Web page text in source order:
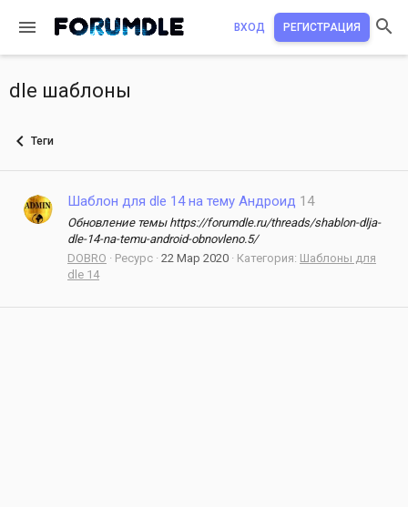
ВХОД РЕГИСТРАЦИЯ
dle шаблоны
Теги
Шаблон для dle 14 на тему Андроид 14
Обновление темы https://forumdle.ru/threads/shablon-dlja-
dle-14-na-temu-android-obnovleno.5/
DOBRO
Ресурс 22 Мар 2020 Категория: Шаблоны для
dle 14